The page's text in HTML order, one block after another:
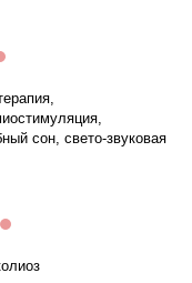
сон, свето-звуковая